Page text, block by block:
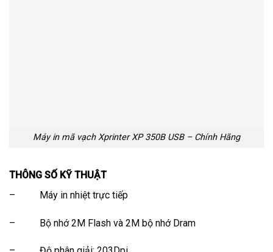
Máy in mã vạch Xprinter XP 350B USB – Chính Hãng
THÔNG SỐ KỸ THUẬT
– Máy in nhiệt trực tiếp
– Bộ nhớ 2M Flash và 2M bộ nhớ Dram